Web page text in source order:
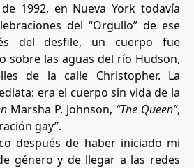
1992, en Nueva York todavía
del “Orgullo” de ese
del desfile, un cuerpo fue
sobre las aguas del río Hudson,
de la calle Christopher. La
era el cuerpo sin vida de la
Marsha P. Johnson, “The Queen”,
gay”.
después de haber iniciado mi
género y de llegar a las redes